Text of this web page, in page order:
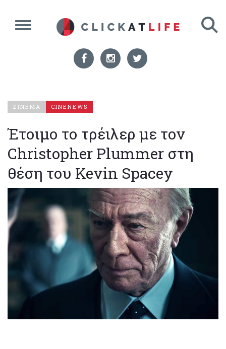
ΣΙΝΕΜΑ CINENEWS
Έτοιμο το τρέιλερ με τον
Christopher Plummer στη
θέση του Kevin Spacey